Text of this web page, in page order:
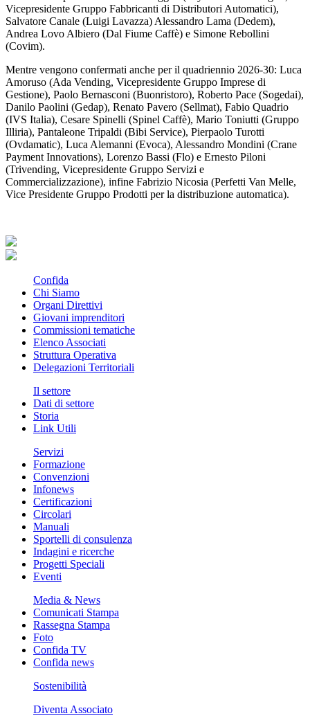
Vicepresidente Gruppo Fabbricanti di Distributori Automatici),
Salvatore Canale (Luigi Lavazza) Alessandro Lama (Dedem),
Andrea Lovo Albiero (Dal Fiume Caffè) e Simone Rebollini
(Covim).
Mentre vengono confermati anche per il quadriennio 2026-30: Luca
Amoruso (Ada Vending, Vicepresidente Gruppo Imprese di
Gestione), Paolo Bernasconi (Buonristoro), Roberto Pace (Sogedai),
Danilo Paolini (Gedap), Renato Pavero (Sellmat), Fabio Quadrio
(IVS Italia), Cesare Spinelli (Spinel Caffè), Mario Toniutti (Gruppo
Illiria), Pantaleone Tripaldi (Bibi Service), Pierpaolo Turotti
(Ovdamatic), Luca Alemanni (Evoca), Alessandro Mondini (Crane
Payment Innovations), Lorenzo Bassi (Flo) e Ernesto Piloni
(Trivending, Vicepresidente Gruppo Servizi e
Commercializzazione), infine Fabrizio Nicosia (Perfetti Van Melle,
Vice Presidente Gruppo Prodotti per la distribuzione automatica).
Confida
Chi Siamo
Organi Direttivi
Giovani imprenditori
Commissioni tematiche
Elenco Associati
Struttura Operativa
Delegazioni Territoriali
Il settore
Dati di settore
Storia
Link Utili
Servizi
Formazione
Convenzioni
Infonews
Certificazioni
Circolari
Manuali
Sportelli di consulenza
Indagini e ricerche
Progetti Speciali
Eventi
Media & News
Comunicati Stampa
Rassegna Stampa
Foto
Confida TV
Confida news
Sostenibilità
Diventa Associato